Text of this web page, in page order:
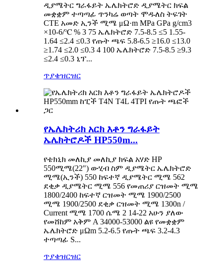
ዲያሜትር ግራፋይት ኤሌክትሮድ ዲያሜትር ክፍል
መቋቋም ተጣጣፊ ጥንካሬ ወጣት ሞዱለስ ትፍገት
CTE አመድ ኢንች ሚሜ μΩ·m MPa GPa g/cm3
×10-6/℃ % 3 75 ኤሌክትሮድ 7.5-8.5 ≤5 1.55-
1.64 ≤2.4 ≤0.3 የጡት ጫፍ 5.8-6.5 ≥16.0 ≤13.0
≥1.74 ≤2.0 ≤0.3 4 100 ኤሌክትሮድ 7.5-8.5 ≥9.3
≤2.4 ≤0.3 ኒፕ...
ጥያቄዝርዝር
የኤሌክትሪክ አርክ እቶን ግራፋይት
ኤሌክትሮዶች HP550m...
የቴክኒክ መለኪያ መለኪያ ክፍል አሃድ HP
550ሚሜ(22") ውሂብ ስም ዲያሜትር ኤሌክትሮድ
ሚሜ(ኢንች) 550 ከፍተኛ ዲያሜትር ሚሜ 562
ደቂቃ ዲያሜትር ሚሜ 556 የመጠሪያ ርዝመት ሚሜ
1800/2400 ከፍተኛ ርዝመት ሚሜ 1900/2500
ሚሜ 1900/2500 ደቂቃ ርዝመት ሚሜ 1300n /
Current ሚሜ 1700 ሴሜ 2 14-22 አሁን ያለው
የመሸከም አቅም A 34000-53000 ልዩ የመቋቋም
ኤሌክትሮድ μΩm 5.2-6.5 የጡት ጫፍ 3.2-4.3
ተጣጣፊ S...
ጥያቄዝርዝር